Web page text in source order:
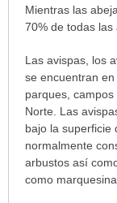
sido
Mientras las
70% de todas
Las avispas, los
se encuentran
parques,
Norte. Las
bajo la superficie
normalmente
arbustos así
como